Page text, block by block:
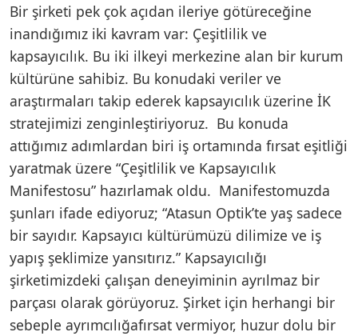
Bir şirketi pek çok açıdan ileriye götüreceğine
inandığımız iki kavram var: Çeşitlilik ve
kapsayıcılık. Bu iki ilkeyi merkezine alan bir kurum
kültürüne sahibiz. Bu konudaki veriler ve
araştırmaları takip ederek kapsayıcılık üzerine İK
stratejimizi zenginleştiriyoruz. Bu konuda
attığımız adımlardan biri iş ortamında fırsat eşitliği
yaratmak üzere “Çeşitlilik ve Kapsayıcılık
Manifestosu” hazırlamak oldu. Manifestomuzda
şunları ifade ediyoruz; “Atasun Optik’te yaş sadece
bir sayıdır. Kapsayıcı kültürümüzü dilimize ve iş
yapış şeklimize yansıtırız.” Kapsayıcılığı
şirketimizdeki çalışan deneyiminin ayrılmaz bir
parçası olarak görüyoruz. Şirket için herhangi bir
sebeple ayrımcılığafırsat vermiyor, huzur dolu bir